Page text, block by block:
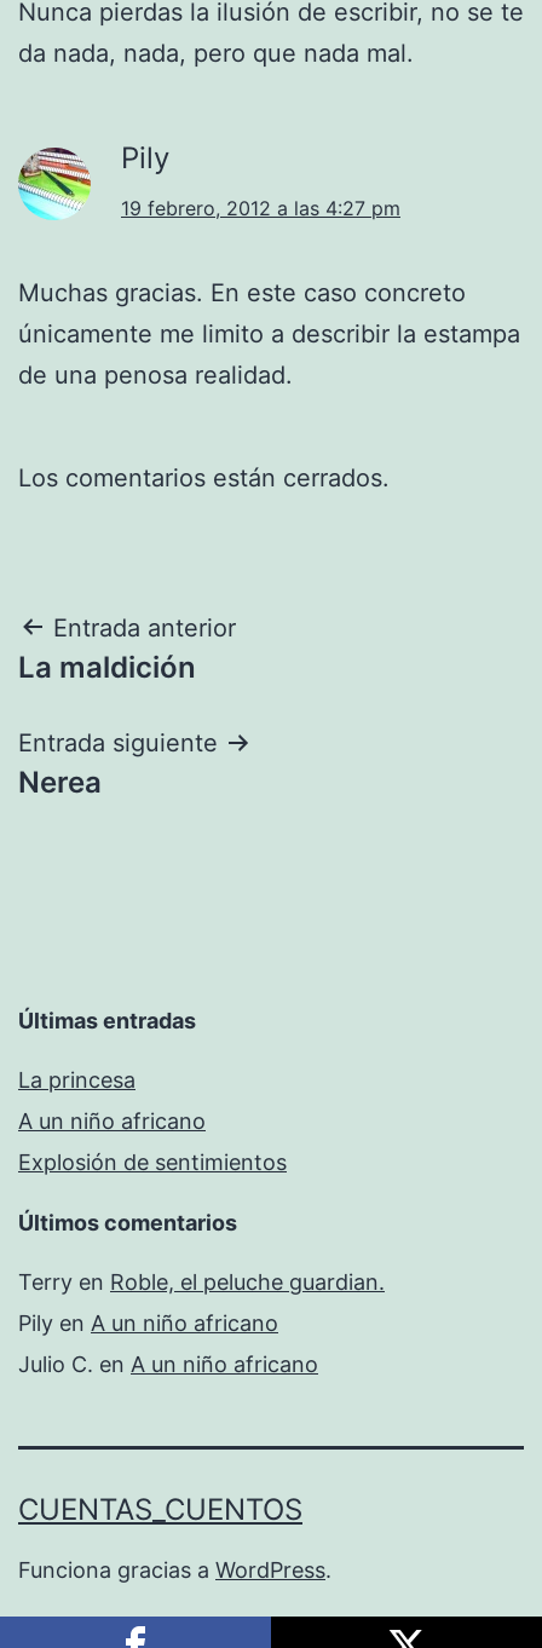
Nunca pierdas la ilusión de escribir, no se te
da nada, nada, pero que nada mal.
Pily
19 febrero, 2012 a las 4:27 pm
Muchas gracias. En este caso concreto
únicamente me limito a describir la estampa
de una penosa realidad.
Los comentarios están cerrados.
Navegación
de
entradas
Entrada anterior
La maldición
Entrada siguiente
Nerea
Últimas entradas
La princesa
A un niño africano
Explosión de sentimientos
Últimos comentarios
Terry en Roble, el peluche guardian.
Pily en A un niño africano
Julio C. en A un niño africano
CUENTAS_CUENTOS
Funciona gracias a WordPress.